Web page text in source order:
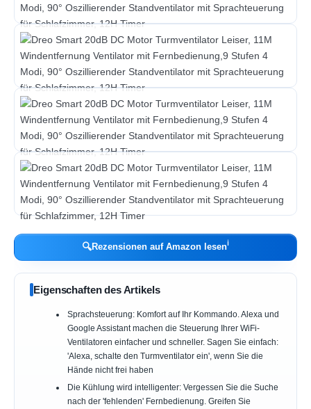
🔍Rezensionen auf Amazon lesenℹ︎
Eigenschaften des Artikels
Sprachsteuerung: Komfort auf Ihr Kommando. Alexa und
Google Assistant machen die Steuerung Ihrer WiFi-
Ventilatoren einfacher und schneller. Sagen Sie einfach:
'Alexa, schalte den Turmventilator ein', wenn Sie die
Hände nicht frei haben
Die Kühlung wird intelligenter: Vergessen Sie die Suche
nach der 'fehlenden' Fernbedienung. Greifen Sie